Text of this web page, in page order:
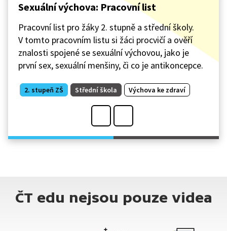
Sexuální výchova: Pracovní list
Pracovní list pro žáky 2. stupně a střední školy.
V tomto pracovním listu si žáci procvičí a ověří
znalosti spojené se sexuální výchovou, jako je
první sex, sexuální menšiny, či co je antikoncepce.
2. stupeň ZŠ Střední škola Výchova ke zdraví
ČT edu nejsou pouze videa